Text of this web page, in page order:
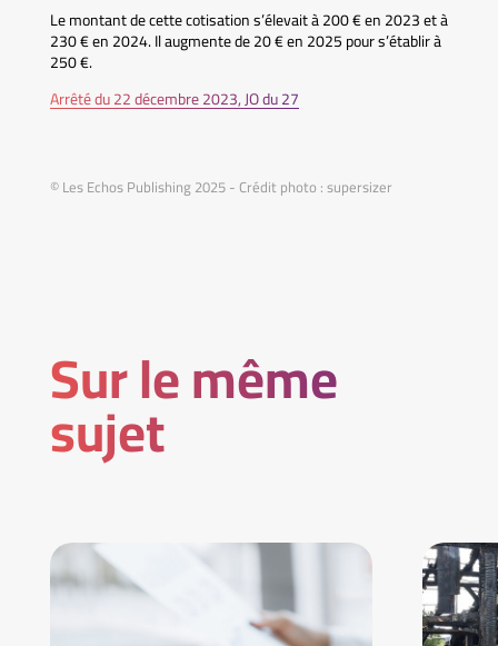
Le montant de cette cotisation s’élevait à 200 € en 2023 et à
230 € en 2024. Il augmente de 20 € en 2025 pour s’établir à
250 €.
Arrêté du 22 décembre 2023, JO du 27
© Les Echos Publishing 2025 - Crédit photo : supersizer
Sur le même
sujet